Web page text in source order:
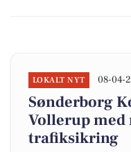
LOKALT NYT 08-04-
Sønderborg
Vollerup med
trafiksikring